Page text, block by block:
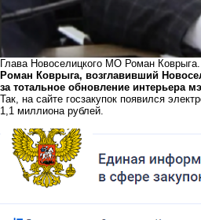
Глава Новоселицкого МО Роман
Роман Коврыга, возглавивший
за тотальное обновление интерьера
Так, на сайте госзакупок появился
1,1 миллиона рублей.